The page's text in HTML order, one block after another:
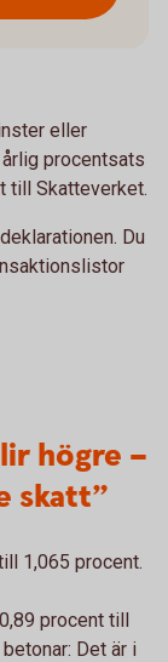
eller
procentsats
till Skatteverket.
Du
högre –
skatt”
1,065 procent.
procent till
Det är i